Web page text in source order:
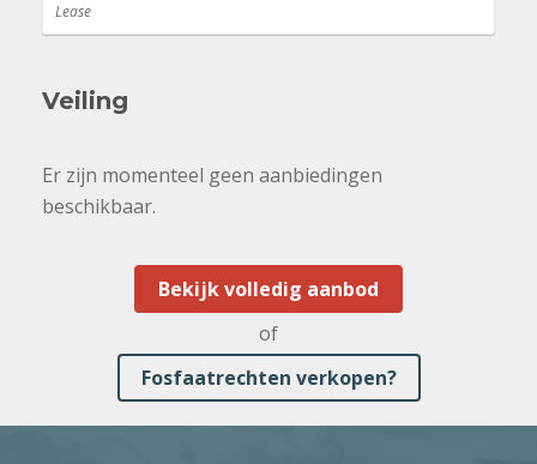
Lease
Veiling
Er zijn momenteel geen aanbiedingen
beschikbaar.
Bekijk volledig aanbod
of
Fosfaatrechten verkopen?